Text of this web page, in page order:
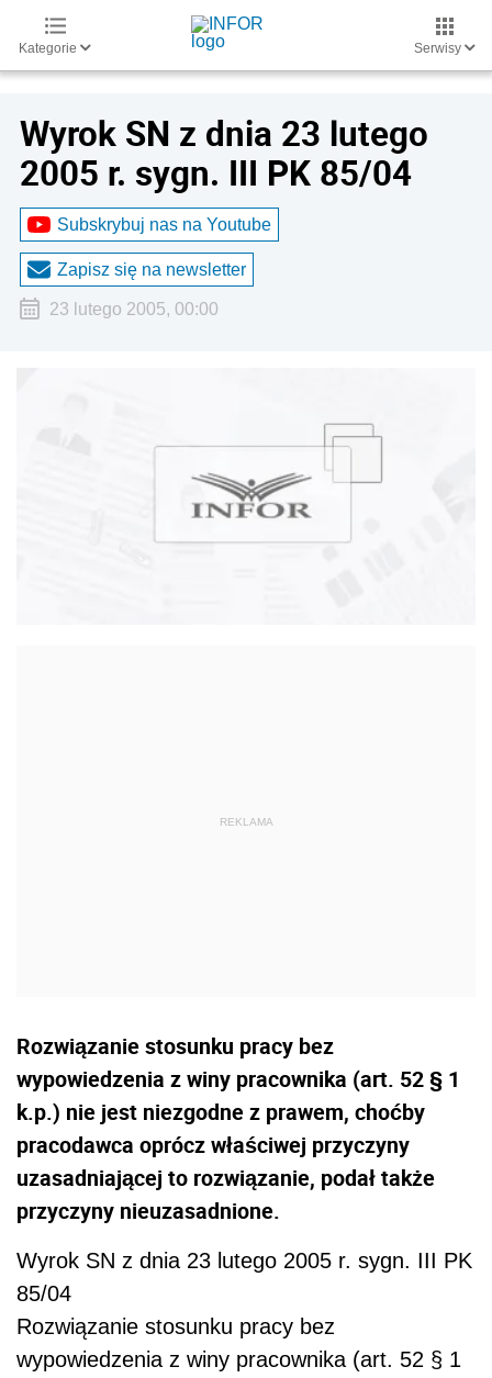
Kategorie Serwisy
Wyrok SN z dnia 23 lutego
2005 r. sygn. III PK 85/04
Subskrybuj nas na Youtube
Zapisz się na newsletter
23 lutego 2005, 00:00
Rozwiązanie stosunku pracy bez
wypowiedzenia z winy pracownika (art. 52 § 1
k.p.) nie jest niezgodne z prawem, choćby
pracodawca oprócz właściwej przyczyny
uzasadniającej to rozwiązanie, podał także
przyczyny nieuzasadnione.
Wyrok SN z dnia 23 lutego 2005 r. sygn. III PK
85/04
Rozwiązanie stosunku pracy bez
wypowiedzenia z winy pracownika (art. 52 § 1